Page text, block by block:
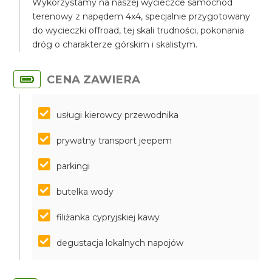
Wykorzystamy na naszej wycieczce samochód
terenowy z napędem 4x4, specjalnie przygotowany
do wycieczki offroad, tej skali trudności, pokonania
dróg o charakterze górskim i skalistym.
CENA ZAWIERA
usługi kierowcy przewodnika
prywatny transport jeepem
parkingi
butelka wody
filiżanka cypryjskiej kawy
degustacja lokalnych napojów